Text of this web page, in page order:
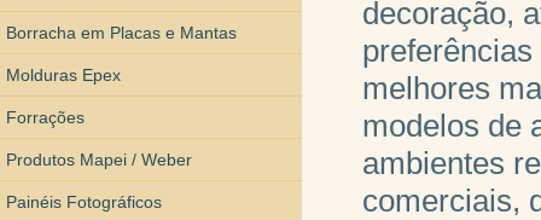
Borracha em Placas e Mantas
Molduras Epex
Forrações
Produtos Mapei / Weber
Painéis Fotográficos
decoração,
melhores
modelos de
ambientes
comerciais,